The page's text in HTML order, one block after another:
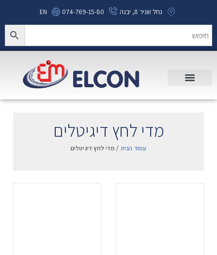
נחל שניר 8, יבנה 074-769-15-80
EN
מדי לחץ דיגיטלים
עמוד הבית / מדי לחץ דיגיטלים